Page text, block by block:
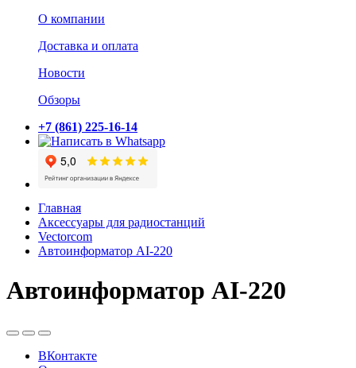
О компании
Доставка и оплата
Новости
Обзоры
+7 (861) 225-16-14
Главная
Аксессуары для радиостанций
Vectorcom
Автоинформатор AI-220
Автоинформатор AI-220
ВКонтакте